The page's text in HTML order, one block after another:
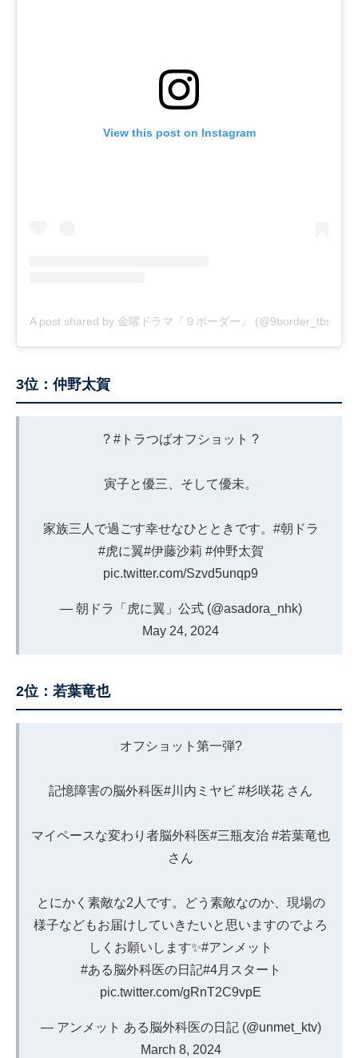
View this post on Instagram
A post shared by 金曜ドラマ『９ボーダー』 (@9border_tbs)
3位：仲野太賀
? #トラつばオフショット ?
寅子と優三、そして優未。
家族三人で過ごす幸せなひとときです。 #朝ドラ
#虎に翼#伊藤沙莉 #仲野太賀
pic.twitter.com/Szvd5unqp9
— 朝ドラ「虎に翼」公式 (@asadora_nhk)
May 24, 2024
2位：若葉竜也
オフショット第一弾?
記憶障害の脳外科医#川内ミヤビ #杉咲花 さん
マイペースな変わり者脳外科医#三瓶友治 #若葉竜也
さん
とにかく素敵な2人です。どう素敵なのか、現場の
様子などもお届けしていきたいと思いますのでよろ
しくお願いします✨#アンメット
#ある脳外科医の日記#4月スタート
pic.twitter.com/gRnT2C9vpE
— アンメット ある脳外科医の日記 (@unmet_ktv)
March 8, 2024